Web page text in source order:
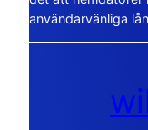
användarvänliga